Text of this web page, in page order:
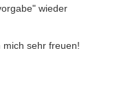
wieder
sehr freuen!